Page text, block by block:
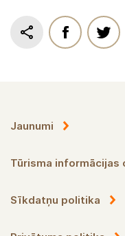
Jaunumi
Tūrisma informācijas
Sīkdatņu politika